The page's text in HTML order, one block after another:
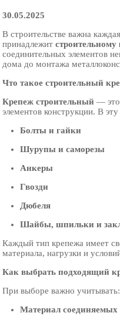
30.05.2025
В строительстве важна
принадлежит строительному
соединительных элементов
дома до монтажа
Что такое строительный
Крепеж строительный — это
элементов конструкции. В
Болты и гайки
Шурупы и саморезы
Анкеры
Гвозди
Дюбеля
Шайбы, шпильки и
Каждый тип крепежа имеет
материала, нагрузки и
Как выбрать подходящий
При выборе важно учитывать:
Материал соединяемых